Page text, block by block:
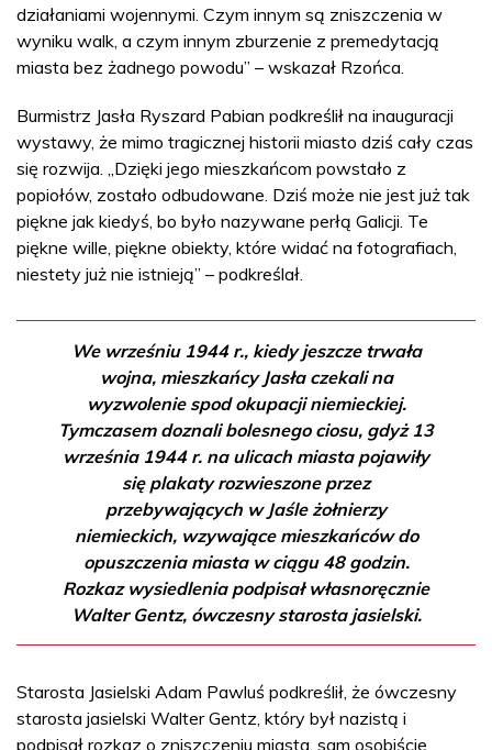
działaniami wojennymi. Czym innym są zniszczenia w
wyniku walk, a czym innym zburzenie z premedytacją
miasta bez żadnego powodu” – wskazał Rzońca.
Burmistrz Jasła Ryszard Pabian podkreślił na inauguracji
wystawy, że mimo tragicznej historii miasto dziś cały czas
się rozwija. „Dzięki jego mieszkańcom powstało z
popiołów, zostało odbudowane. Dziś może nie jest już tak
piękne jak kiedyś, bo było nazywane perłą Galicji. Te
piękne wille, piękne obiekty, które widać na fotografiach,
niestety już nie istnieją” – podkreślał.
We wrześniu 1944 r., kiedy jeszcze trwała
wojna, mieszkańcy Jasła czekali na
wyzwolenie spod okupacji niemieckiej.
Tymczasem doznali bolesnego ciosu, gdyż 13
września 1944 r. na ulicach miasta pojawiły
się plakaty rozwieszone przez
przebywających w Jaśle żołnierzy
niemieckich, wzywające mieszkańców do
opuszczenia miasta w ciągu 48 godzin.
Rozkaz wysiedlenia podpisał własnoręcznie
Walter Gentz, ówczesny starosta jasielski.
Starosta Jasielski Adam Pawluś podkreślił, że ówczesny
starosta jasielski Walter Gentz, który był nazistą i
podpisał rozkaz o zniszczeniu miasta, sam osobiście